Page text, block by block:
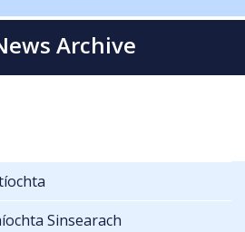
Archive
Sinsearach